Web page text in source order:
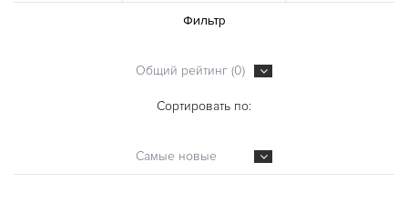
Фильтр
Общий рейтинг (0)
Сортировать по:
Самые новые